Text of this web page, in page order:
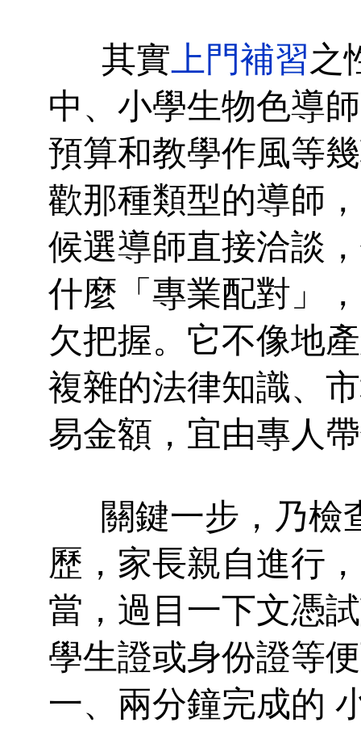
其實上門補習之
中、小學生物色導
預算和教學作風等
歡那種類型的導師
候選導師直接洽談
什麼「專業配對」
欠把握。它不像地
複雜的法律知識、
易金額，宜由專人
關鍵一步，乃檢
歷，家長親自進行
當，過目一下文憑
學生證或身份證等
一、兩分鐘完成的